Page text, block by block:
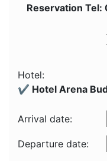
Reservation
Hotel:
✔️ Hotel Arena
Arrival date:
Departure date: